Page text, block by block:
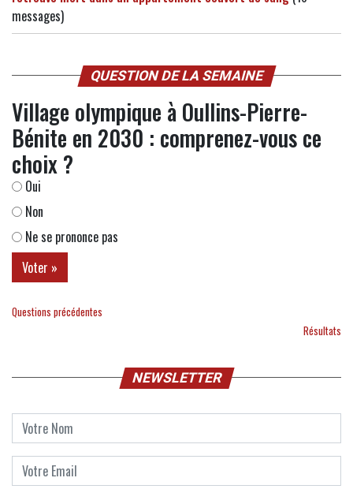
messages)
QUESTION DE LA SEMAINE
Village olympique à Oullins-Pierre-
Bénite en 2030 : comprenez-vous ce
choix ?
Oui
Non
Ne se prononce pas
Questions précédentes
Résultats
NEWSLETTER